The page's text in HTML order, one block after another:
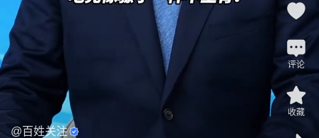
@百姓关注
评论
收藏